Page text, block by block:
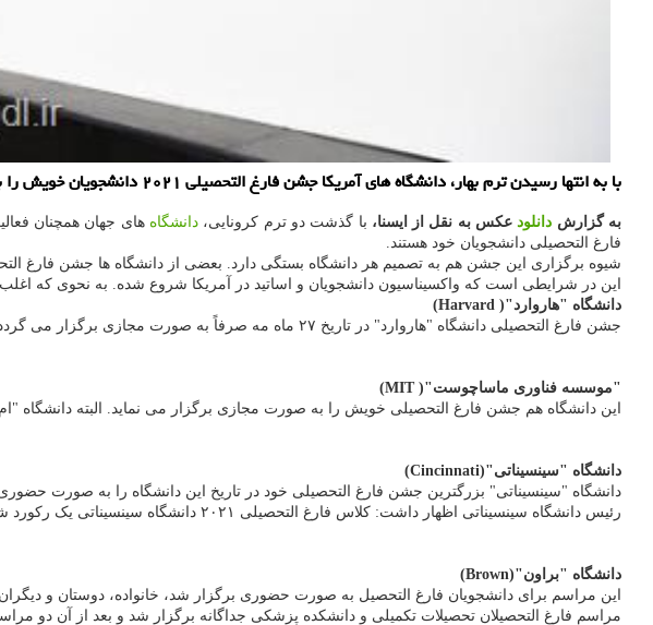
با به انتها رسیدن ترم بهار، دانشگاه های آمریکا جشن فارغ التحصیلی ۲۰۲۱ دانشجویان خویش را به شیوه های حضوری و مجازی برگزار می کنند.
به گزارش دانلودعکس به نقل از ایسنا، با گذشت دو ترم کرونایی، دانشگاه های جهان همچنان
فارغ التحصیلی دانشجویان خود هستند.
شیوه برگزاری این جشن هم به تصمیم هر دانشگاه بستگی دارد. بعضی از دانشگاه ها جشن فارغ
این در شرایطی است که واکسیناسیون دانشجویان و اساتید در آمریکا شروع شده. به نحوی که
دانشگاه "هاروارد"( Harvard)
جشن فارغ التحصیلی دانشگاه "هاروارد" در تاریخ ۲۷ ماه مه صرفاً به صورت مجازی برگزار می گردد. البته مسؤلان این دانشگاه قول داده اند که در آینده ای نزدیک، کلاس های حضوری این دانشگاه باردیگر برگزار گردد.
"موسسه فناوری ماساچوست"( MIT)
این دانشگاه هم جشن فارغ التحصیلی خویش را به صورت مجازی برگزار می نماید. البته دانشگاه "ام آی تی" از الان وعده
دانشگاه "سینسیناتی"(Cincinnati)
دانشگاه "سینسیناتی" بزرگترین جشن فارغ التحصیلی خود در تاریخ این دانشگاه را به صورت
رئیس دانشگاه سینسیناتی اظهار داشت: کلاس فارغ التحصیلی ۲۰۲۱ دانشگاه سینسیناتی یک رکورد شکنی در تاریخ این دانشگاه به حساب می آید. چونکه ۶ هزار و ۸۸۶
دانشگاه "براون"(Brown)
این مراسم برای دانشجویان فارغ التحصیل به صورت حضوری برگزار شد، خانواده، دوستان و
مراسم فارغ التحصیلان تحصیلات تکمیلی و دانشکده پزشکی جداگانه برگزار شد و بعد از آن دو